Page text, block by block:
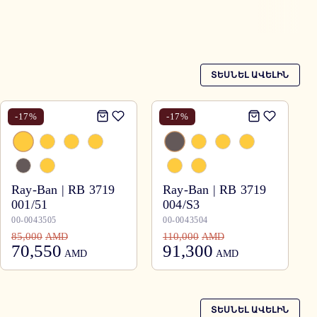
ՏԵՍՆԵԼ ԱՎԵԼԻՆ
-17%
Ray-Ban | RB 3719
001/51
00-0043505
85,000 AMD
70,550 AMD
-17%
Ray-Ban | RB 3719
004/S3
00-0043504
110,000 AMD
91,300 AMD
ՏԵՍՆԵԼ ԱՎԵԼԻՆ